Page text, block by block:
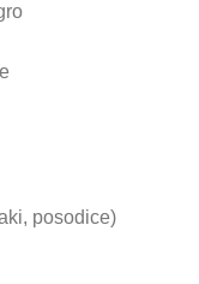
posodice)